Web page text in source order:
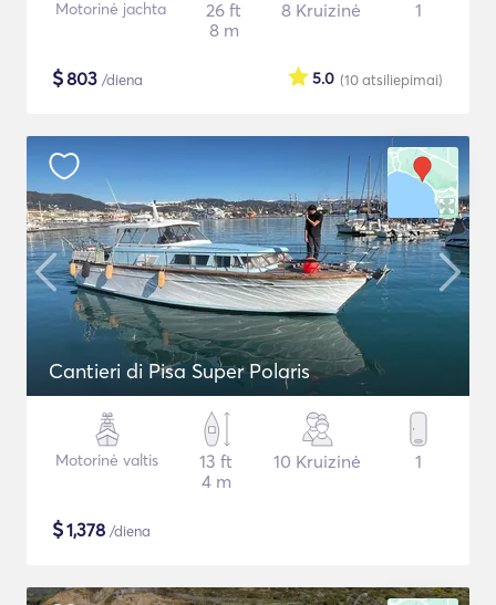
Motorinė jachta
26 ft
8 m
8 Kruizinė 1
$803 /diena (10atsiliepimai)
5.0
Cantieri di Pisa Super Polaris
Motorinė valtis
13 ft
4 m
10 Kruizinė 1
$1,378 /diena